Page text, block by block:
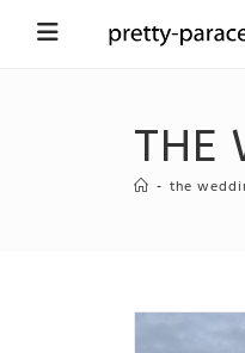
THE
- the